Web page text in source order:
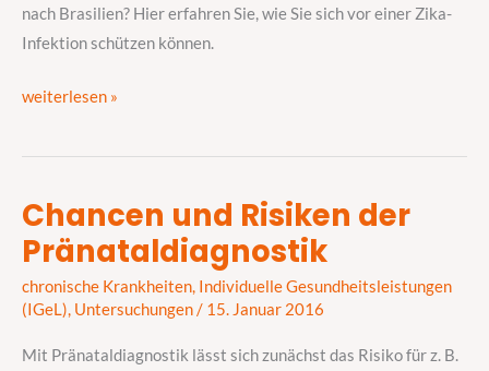
nach Brasilien? Hier erfahren Sie, wie Sie sich vor einer Zika-
Infektion schützen können.
Schwangere
zu
Olympischen
weiterlesen »
Chancen und Risiken der
Pränataldiagnostik
chronische Krankheiten, Individuelle Gesundheitsleistungen
(IGeL), Untersuchungen/ 15. Januar 2016
Mit Pränataldiagnostik lässt sich zunächst das Risiko für z. B.
Chancen
und
der